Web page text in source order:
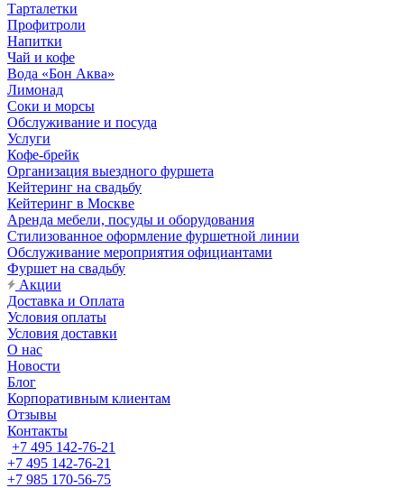
Тарталетки
Профитроли
Напитки
Чай и кофе
Вода «Бон Аква»
Лимонад
Соки и морсы
Обслуживание и посуда
Услуги
Кофе-брейк
Организация выездного фуршета
Кейтеринг на свадьбу
Кейтеринг в Москве
Аренда мебели, посуды и оборудования
Стилизованное оформление фуршетной линии
Обслуживание мероприятия официантами
Фуршет на свадьбу
Акции
Доставка и Оплата
Условия оплаты
Условия доставки
О нас
Новости
Блог
Корпоративным клиентам
Отзывы
Контакты
+7 495 142-76-21
+7 495 142-76-21
+7 985 170-56-75